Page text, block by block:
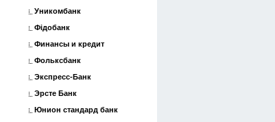
Уникомбанк
Фідобанк
Финансы и кредит
Фольксбанк
Экспресс-Банк
Эрсте Банк
Юнион стандард банк